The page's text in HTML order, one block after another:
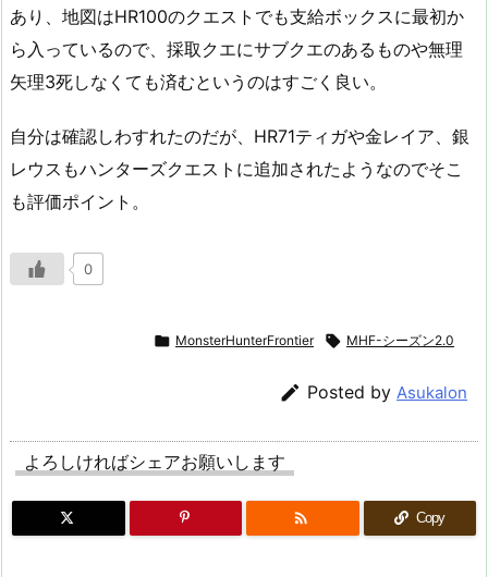
あり、地図はHR100のクエストでも支給ボックスに最初か
ら入っているので、採取クエにサブクエのあるものや無理
矢理3死しなくても済むというのはすごく良い。
自分は確認しわすれたのだが、HR71ティガや金レイア、銀
レウスもハンターズクエストに追加されたようなのでそこ
も評価ポイント。
0
 MonsterHunterFrontier  MHF-シーズン2.0
 Posted by Asukalon
よろしければシェアお願いします
 Copy